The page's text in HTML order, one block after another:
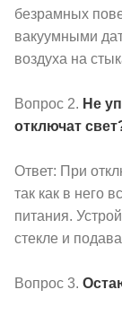
безрамных
вакуумными
воздуха на
Вопрос 2. Не
отключат
Ответ: При
так как в него
питания.
стекле и
Вопрос 3.